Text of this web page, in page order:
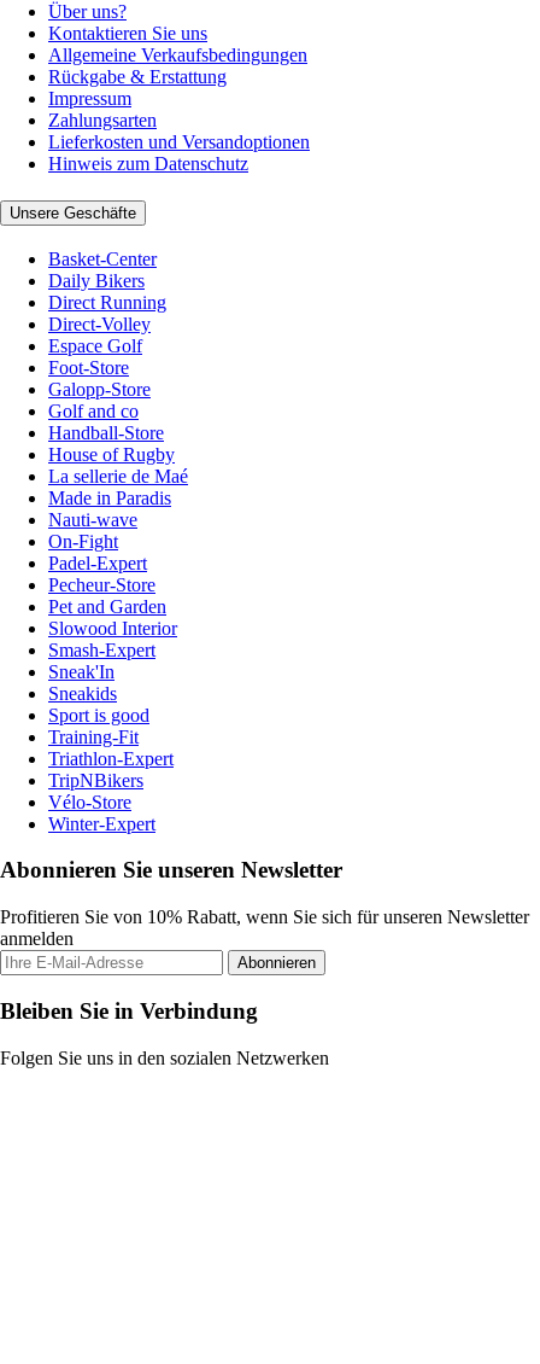
Über uns?
Kontaktieren Sie uns
Allgemeine Verkaufsbedingungen
Rückgabe & Erstattung
Impressum
Zahlungsarten
Lieferkosten und Versandoptionen
Hinweis zum Datenschutz
Unsere Geschäfte
Basket-Center
Daily Bikers
Direct Running
Direct-Volley
Espace Golf
Foot-Store
Galopp-Store
Golf and co
Handball-Store
House of Rugby
La sellerie de Maé
Made in Paradis
Nauti-wave
On-Fight
Padel-Expert
Pecheur-Store
Pet and Garden
Slowood Interior
Smash-Expert
Sneak'In
Sneakids
Sport is good
Training-Fit
Triathlon-Expert
TripNBikers
Vélo-Store
Winter-Expert
Abonnieren Sie unseren Newsletter
Profitieren Sie von 10% Rabatt, wenn Sie sich für unseren Newsletter
anmelden
Abonnieren
Bleiben Sie in Verbindung
Folgen Sie uns in den sozialen Netzwerken